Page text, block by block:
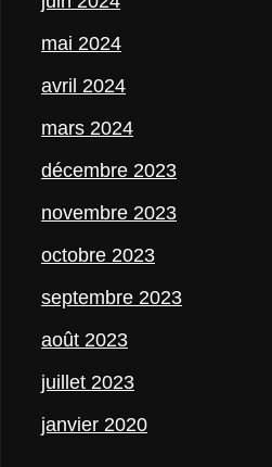
mai 2024
avril 2024
mars 2024
décembre 2023
novembre 2023
octobre 2023
septembre 2023
août 2023
juillet 2023
janvier 2020